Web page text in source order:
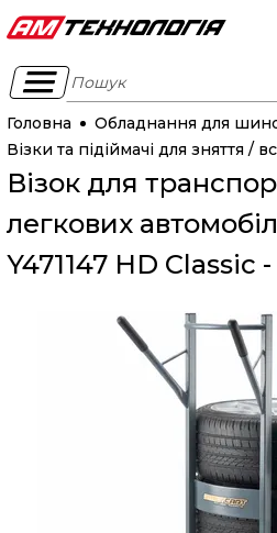
Пошук
Головна
Обладнання для
Візки та підіймачі для зняття /
Візок для
легкових
Y471147 HD Classic